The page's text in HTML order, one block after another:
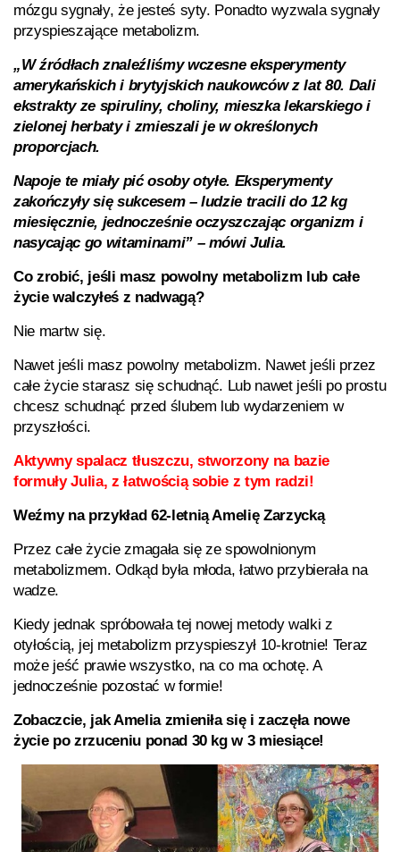
mózgu sygnały, że jesteś syty. Ponadto wyzwala sygnały
przyspieszające metabolizm.
„W źródłach znaleźliśmy wczesne eksperymenty
amerykańskich i brytyjskich naukowców z lat 80. Dali
ekstrakty ze spiruliny, choliny, mieszka lekarskiego i
zielonej herbaty i zmieszali je w określonych
proporcjach.
Napoje te miały pić osoby otyłe. Eksperymenty
zakończyły się sukcesem – ludzie tracili do 12 kg
miesięcznie, jednocześnie oczyszczając organizm i
nasycając go witaminami” – mówi Julia.
Co zrobić, jeśli masz powolny metabolizm lub całe
życie walczyłeś z nadwagą?
Nie martw się.
Nawet jeśli masz powolny metabolizm. Nawet jeśli przez
całe życie starasz się schudnąć. Lub nawet jeśli po prostu
chcesz schudnąć przed ślubem lub wydarzeniem w
przyszłości.
Aktywny spalacz tłuszczu, stworzony na bazie
formuły Julia, z łatwością sobie z tym radzi!
Weźmy na przykład 62-letnią Amelię Zarzycką
Przez całe życie zmagała się ze spowolnionym
metabolizmem. Odkąd była młoda, łatwo przybierała na
wadze.
Kiedy jednak spróbowała tej nowej metody walki z
otyłością, jej metabolizm przyspieszył 10-krotnie! Teraz
może jeść prawie wszystko, na co ma ochotę. A
jednocześnie pozostać w formie!
Zobaczcie, jak Amelia zmieniła się i zaczęła nowe
życie po zrzuceniu ponad 30 kg w 3 miesiące!